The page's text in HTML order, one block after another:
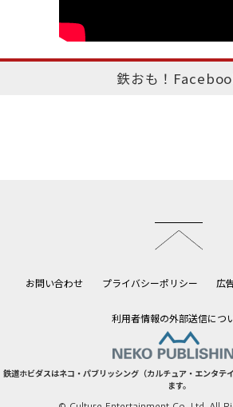
鉄おも！
お問い合わせ プライバシーポリシー 広
利用者情報の外部送信につ
鉄道ホビダスはネコ・パブリッシング（カルチュア・エンタテ
ます。